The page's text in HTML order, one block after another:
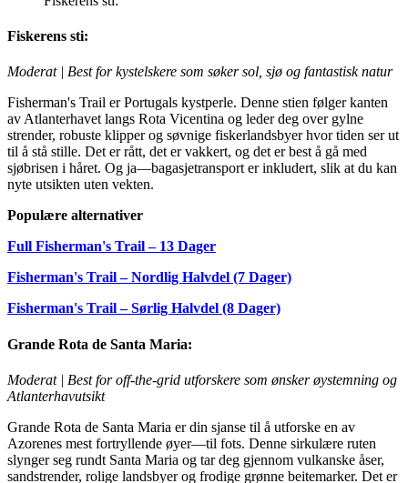
Fiskerens sti:
Moderat | Best for kystelskere som søker sol, sjø og fantastisk natur
Fisherman's Trail er Portugals kystperle. Denne stien følger kanten
av Atlanterhavet langs Rota Vicentina og leder deg over gylne
strender, robuste klipper og søvnige fiskerlandsbyer hvor tiden ser ut
til å stå stille. Det er rått, det er vakkert, og det er best å gå med
sjøbrisen i håret. Og ja—bagasjetransport er inkludert, slik at du kan
nyte utsikten uten vekten.
Populære alternativer
Full Fisherman's Trail – 13 Dager
Fisherman's Trail – Nordlig Halvdel (7 Dager)
Fisherman's Trail – Sørlig Halvdel (8 Dager)
Grande Rota de Santa Maria:
Moderat | Best for off-the-grid utforskere som ønsker øystemning og
Atlanterhavutsikt
Grande Rota de Santa Maria er din sjanse til å utforske en av
Azorenes mest fortryllende øyer—til fots. Denne sirkulære ruten
slynger seg rundt Santa Maria og tar deg gjennom vulkanske åser,
sandstrender, rolige landsbyer og frodige grønne beitemarker. Det er